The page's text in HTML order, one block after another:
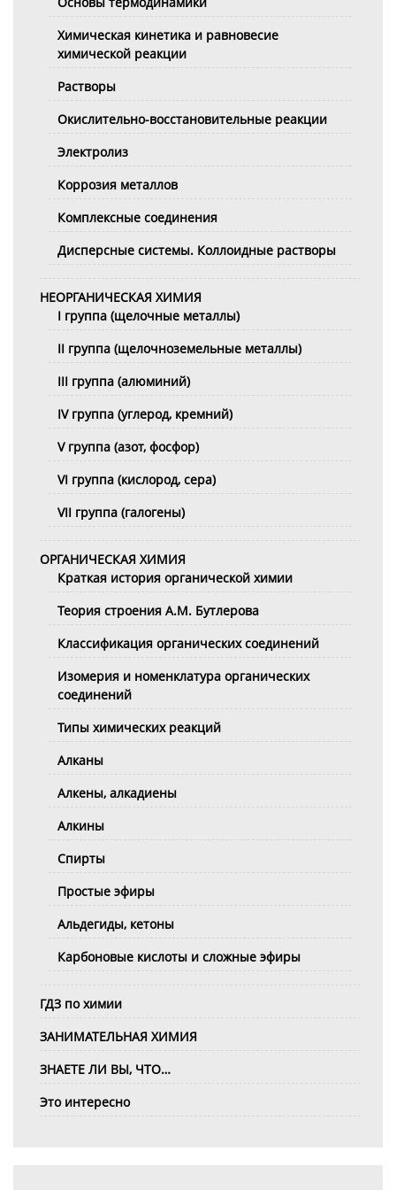
Химическая кинетика и равновесие
химической реакции
Растворы
Окислительно-восстановительные реакции
Электролиз
Коррозия металлов
Комплексные соединения
Дисперсные системы. Коллоидные растворы
НЕОРГАНИЧЕСКАЯ ХИМИЯ
I группа (щелочные металлы)
II группа (щелочноземельные металлы)
III группа (алюминий)
IV группа (углерод, кремний)
V группа (азот, фосфор)
VI группа (кислород, сера)
VII группа (галогены)
ОРГАНИЧЕСКАЯ ХИМИЯ
Краткая история органической химии
Теория строения А.М. Бутлерова
Классификация органических соединений
Изомерия и номенклатура органических
соединений
Типы химических реакций
Алканы
Алкены, алкадиены
Алкины
Спирты
Простые эфиры
Альдегиды, кетоны
Карбоновые кислоты и сложные эфиры
ГДЗ по химии
ЗАНИМАТЕЛЬНАЯ ХИМИЯ
ЗНАЕТЕ ЛИ ВЫ, ЧТО…
Это интересно